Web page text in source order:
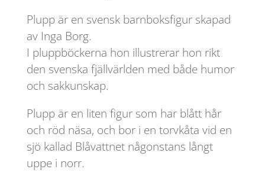
Plupp är en svensk barnboksfigur skapad
av Inga Borg.
I pluppböckerna hon illustrerar hon rikt
den svenska fjällvärlden med både humor
och sakkunskap.
Plupp är en liten figur som har blått hår
och röd näsa, och bor i en torvkåta vid en
sjö kallad Blåvattnet någonstans långt
uppe i norr.